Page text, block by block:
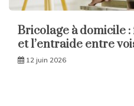
Bricolage à domicile
et l’entraide entre
12 juin 2026